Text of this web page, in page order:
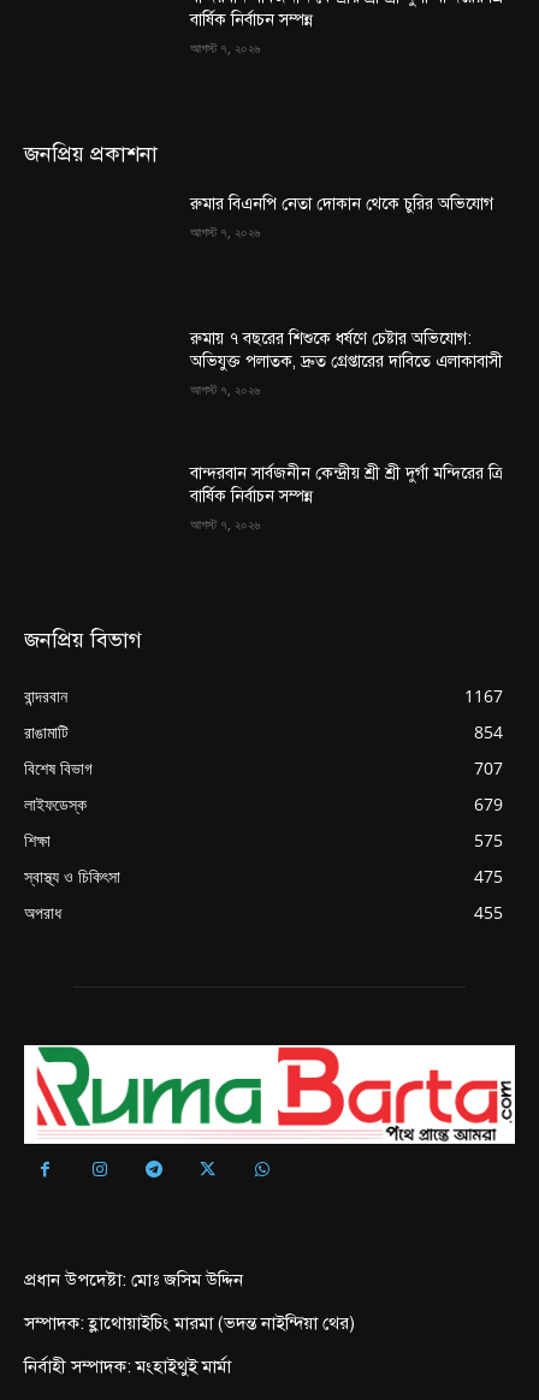
বার্ষিক নির্বাচন সম্পন্ন
আগস্ট ৭, ২০২৬
জনপ্রিয় প্রকাশনা
রুমার বিএনপি নেতা দোকান থেকে চুরির অভিযোগ
আগস্ট ৭, ২০২৬
রুমায় ৭ বছরের শিশুকে ধর্ষণে চেষ্টার অভিযোগ:
অভিযুক্ত পলাতক, দ্রুত গ্রেপ্তারের দাবিতে এলাকাবাসী
আগস্ট ৭, ২০২৬
বান্দরবান সার্বজনীন কেন্দ্রীয় শ্রী শ্রী দুর্গা মন্দিরের ত্রি
বার্ষিক নির্বাচন সম্পন্ন
আগস্ট ৭, ২০২৬
জনপ্রিয় বিভাগ
বান্দরবান
1167
রাঙামাটি
854
বিশেষ বিভাগ
707
লাইফডেস্ক
679
শিক্ষা
575
স্বাস্থ্য ও চিকিৎসা
475
অপরাধ
455
প্রধান উপদেষ্টা: মোঃ জসিম উদ্দিন
সম্পাদক: হ্লাথোয়াইচিং মারমা (ভদন্ত নাইন্দিয়া থের)
নির্বাহী সম্পাদক: মংহাইথুই মার্মা